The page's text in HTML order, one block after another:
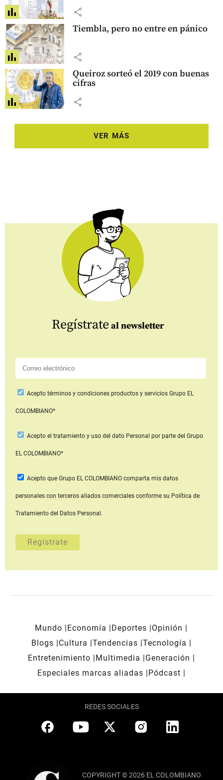
share
Tiembla, pero no entre en pánico
share
Queiroz sorteó el 2019 con buenas
cifras
share
VER MÁS
Regístrate al newsletter
Aceptotérminos y condiciones productos y serviciosGrupo EL
COLOMBIANO*
Acepto el tratamiento y uso del dato Personal por parte del Grupo
EL COLOMBIANO*
Acepto que Grupo EL COLOMBIANOcomparta mis datos
personales con terceros aliados comerciales conforme su Política de
Tratamiento del Datos Personal.
Mundo Economía Deportes
Opinión
Blogs
Cultura Tendencias Tecnología
Entretenimiento
Multimedia
Generación
Especiales marcas aliadas
Pódcast
REDES SOCIALES
COPYRIGHT © 2026 EL COLOMBIANO